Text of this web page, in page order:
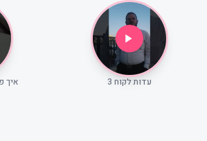
עדות לקוח 3 איך